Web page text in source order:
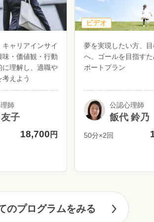
ャリアインサイ
味・価値観・行動
に理解し、適職や
えよう
師
子
18,700 円
ビデオ
夢を実現したい方、
へ。ゴールを目指す
ポートプラン
公認心理師
飯代 鈴乃
50分×2回
のプログラムをみる